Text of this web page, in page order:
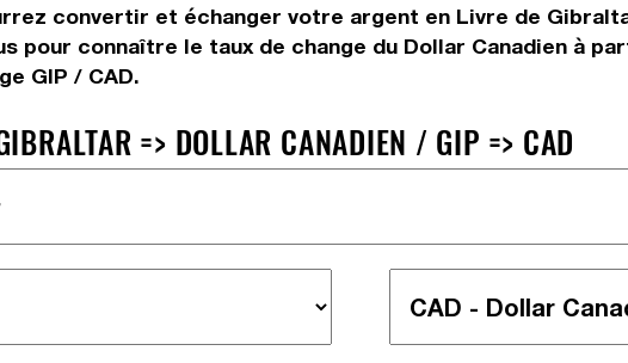
convertir et échanger votre argent en Livre de
pour connaître le taux de change du Dollar Canadien à
GIP / CAD.
=> DOLLAR CANADIEN / GIP => CAD